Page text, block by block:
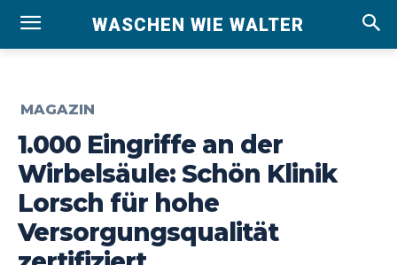
WASCHEN WIE WALTER
MAGAZIN
1.000 Eingriffe an der
Wirbelsäule: Schön Klinik
Lorsch für hohe
Versorgungsqualität